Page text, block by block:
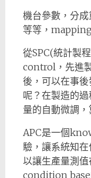
機台參數，分
等等，mapping
從SPC(統計製
control，先進
後，可以在事
呢？在製造的
量的自動微調，
APC是一個
驗，讓系統知
以讓生產量測
condition base